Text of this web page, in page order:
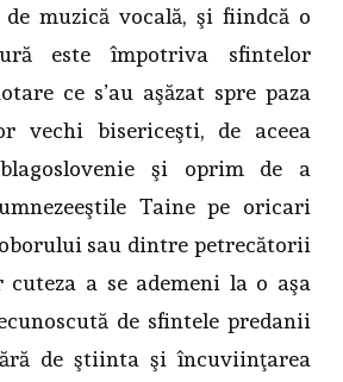
muzică vocală, şi fiindcă o
este împotriva sfintelor
ce s’au aşăzat spre paza
vechi bisericeşti, de aceea
şi oprim de a
Taine pe oricari
sau dintre petrecătorii
a se ademeni la o aşa
de sfintele predanii
de ştiinta şi încuviinţarea